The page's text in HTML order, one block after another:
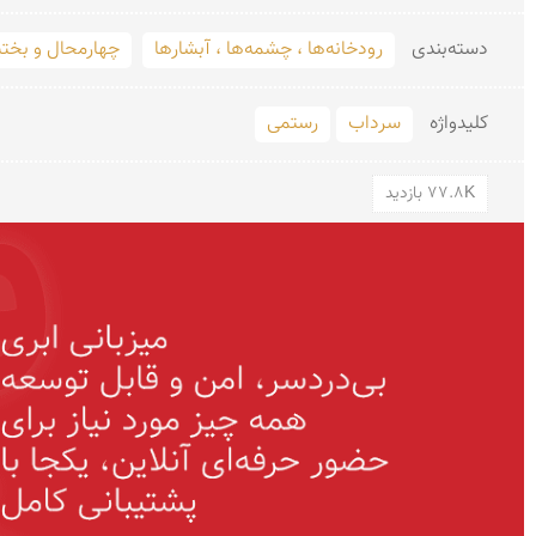
دسته‌بندی رودخانه‌ها ، چشمه‌ها ، آبشارها چهارمحال و
کلید‌واژه سرداب رستمی
77.8K بازدید